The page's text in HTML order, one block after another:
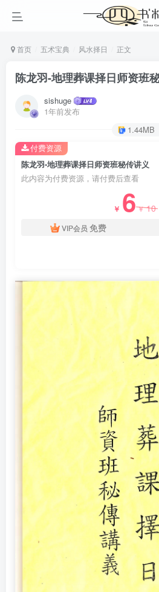
首页 五术宝典 风水择日 正文
陈龙羽-地理葬课择日师资班
sishuge
1年前发布
1.44MB
陈龙羽-地理葬课择日师资班秘传讲义
此内容为付费资源，请付费后查看
￥ 6￥10
VIP会员 免费
付费资源